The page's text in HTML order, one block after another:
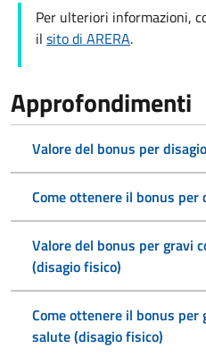
Per ulteriori informazioni,
il sito di ARERA.
Approfondimenti
Valore del bonus per
Come ottenere il bonus per
Valore del bonus per gravi
(disagio fisico)
Come ottenere il bonus per
salute (disagio fisico)